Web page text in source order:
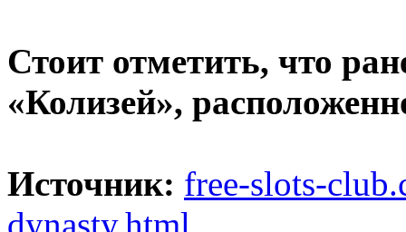
Стоит отметить, что
«Колизей»,
Источник: free-slots-
dynasty.html